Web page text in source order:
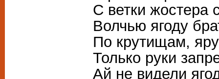
С ветки жостера
Волчью ягоду
По крутищам,
Только руки
Ай не видели